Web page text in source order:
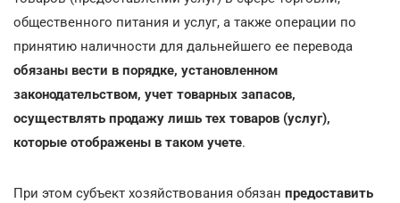
общественного питания и услуг, а также операции по
принятию наличности для дальнейшего ее перевода
обязаны вести в порядке, установленном
законодательством, учет товарных запасов,
осуществлять продажу лишь тех товаров (услуг),
которые отображены в таком учете.
При этом субъект хозяйствования обязан предоставить